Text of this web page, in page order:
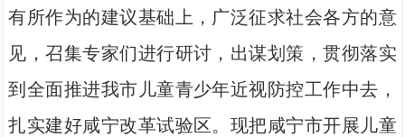
有所作为的建议基础上，广泛征求社会各方的意
见，召集专家们进行研讨，出谋划策，贯彻落实
到全面推进我市儿童青少年近视防控工作中去，
扎实建好咸宁改革试验区。现把咸宁市开展儿童